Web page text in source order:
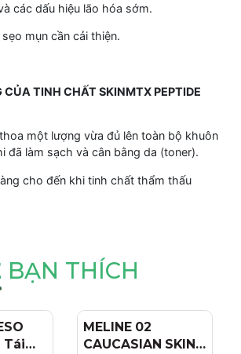
các dấu hiệu lão hóa sớm.
mụn cần cải thiện.
CỦA TINH CHẤT SKINMTX PEPTIDE
một lượng vừa đủ lên toàn bộ khuôn
đã làm sạch và cân bằng da (toner).
cho đến khi tinh chất thẩm thấu
BẠN THÍCH
- 4%
Tái
MELINE 02
CAUCASIAN SKIN